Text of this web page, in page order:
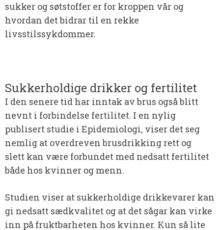
sukker og søtstoffer er for kroppen vår og
hvordan det bidrar til en rekke
livsstilssykdommer.
Sukkerholdige drikker og fertilitet
I den senere tid har inntak av brus også blitt
nevnt i forbindelse fertilitet. I en nylig
publisert studie i Epidemiologi, viser det seg
nemlig at overdreven brusdrikking rett og
slett kan være forbundet med nedsatt fertilitet
både hos kvinner og menn.
Studien viser at sukkerholdige drikkevarer kan
gi nedsatt sædkvalitet og at det sågar kan virke
inn på fruktbarheten hos kvinner. Kun så lite